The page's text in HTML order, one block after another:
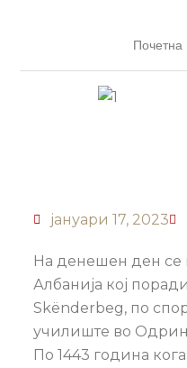
Почетна
јануари 17, 2023
На денешен ден се
Албанија кој
Skënderbeg, по
училиште во Одрин,
По 1443 година